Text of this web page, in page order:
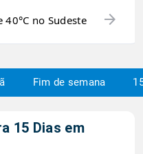
no Sudeste arrow_forward
Fim de semana
15 Dias em